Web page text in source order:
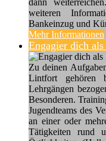
weiteren
Bankeinzug und
Mehr Informationen
Engagier dich als
Zu deinen
Lintfort gehören
Lehrgängen
Besonderen.
Jugendteams des
an einer oder
Tätigkeiten rund